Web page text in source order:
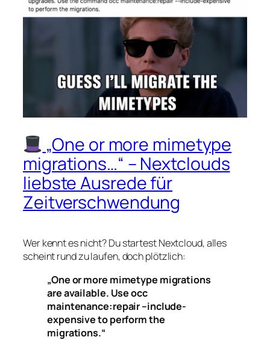
„One or more mimetype
migrations…“ – Nextclouds
liebste Ausrede für
Zeitverschwendung
Wer kennt es nicht? Du startest Nextcloud, alles
scheint rund zu laufen, doch plötzlich:
„One or more mimetype migrations
are available. Use occ
maintenance:repair –include-
expensive to perform the
migrations.“